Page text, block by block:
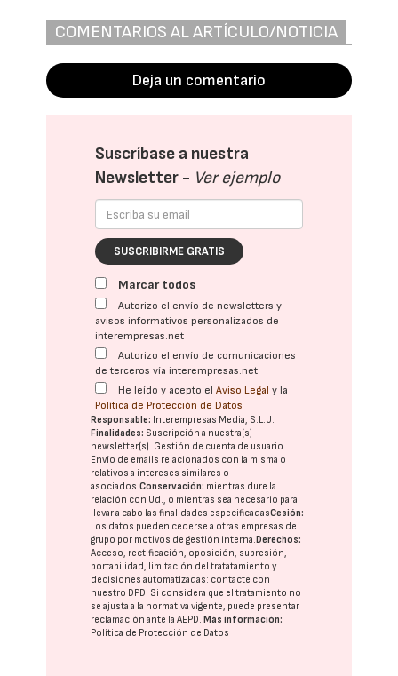
COMENTARIOS AL ARTÍCULO/NOTICIA
Deja un comentario
Suscríbase a nuestra
Newsletter - Ver ejemplo
SUSCRIBIRME GRATIS
Marcar todos
Autorizo el envío de newsletters y
avisos informativos personalizados de
interempresas.net
Autorizo el envío de comunicaciones
de terceros vía interempresas.net
He leído y acepto elAviso Legal y la
Política de Protección de Datos
Responsable: Interempresas Media, S.L.U.
Finalidades: Suscripción a nuestra(s)
newsletter(s). Gestión de cuenta de usuario.
Envío de emails relacionados con la misma o
relativos a intereses similares o
asociados.Conservación: mientras dure la
relación con Ud., o mientras sea necesario para
llevar a cabo las finalidades especificadasCesión:
Los datos pueden cederse a otras empresas del
grupo por motivos de gestión interna. Derechos:
Acceso, rectificación, oposición, supresión,
portabilidad, limitación del tratatamiento y
decisiones automatizadas: contacte con
nuestro DPD. Si considera que el tratamiento no
se ajusta a la normativa vigente, puede presentar
reclamación ante laAEPD. Más información:
Política de Protección de Datos